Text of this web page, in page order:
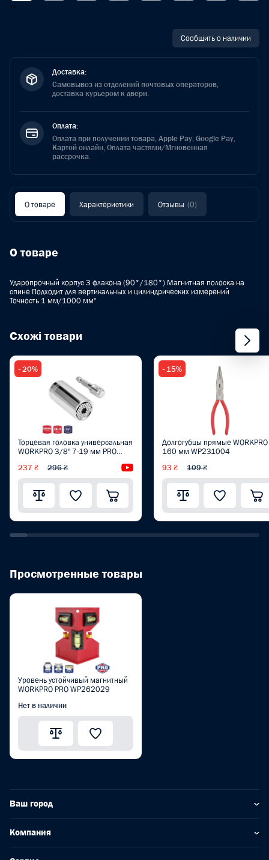
‹›
Сообщить о наличии
Доставка:
Самовывоз из отделений почтовых операторов,
доставка курьером к двери.
Оплата:
Оплата при получении товара, Apple Pay, Google Pay,
Картой онлайн, Оплата частями/Мгновенная
рассрочка.
О товаре Характеристики Отзывы (0)
О товаре
Ударопрочный корпус 3 флакона (90°/180°) Магнитная полоска на
спине Подходит для вертикальных и цилиндрических измерений
Точность 1 мм/1000 мм"
Схожі товари
- 20%
Торцевая головка универсальная
WORKPRO 3/8'' 7-19 мм PRO
237 ₴ 296 ₴ Видеообзор
- 15%
Долгогубцы прямые WORKPRO
160 мм WP231004
93 ₴ 109 ₴
Просмотренные товары
Уровень устойчивый магнитный
WORKPRO PRO WP262029
Нет в наличии
Ваш город
Компания